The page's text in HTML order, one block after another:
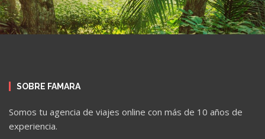
SOBRE FAMARA
Somos tu agencia de viajes online con más de 10 años de
experiencia.